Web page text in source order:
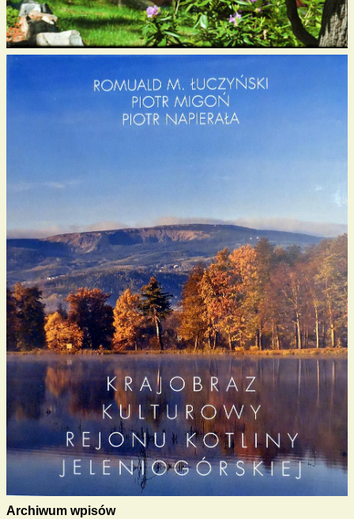
Archiwum wpisów